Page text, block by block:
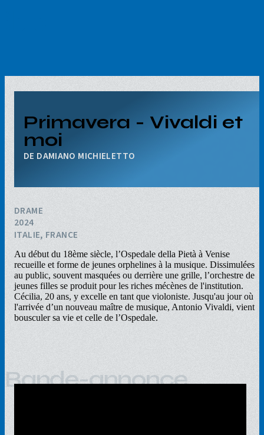
Primavera - Vivaldi et
moi
DAMIANO MICHIELETTO
DRAME
2024
ITALIE, FRANCE
Au début du 18ème siècle, l’Ospedale della Pietà à Venise
recueille et forme de jeunes orphelines à la musique. Dissimulées
au public, souvent masquées ou derrière une grille, l’orchestre de
jeunes filles se produit pour les riches mécènes de l'institution.
Cécilia, 20 ans, y excelle en tant que violoniste. Jusqu'au jour où
l'arrivée d’un nouveau maître de musique, Antonio Vivaldi, vient
bousculer sa vie et celle de l’Ospedale.
Bande-annonce